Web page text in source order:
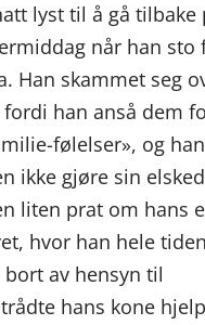
lyst til å gå tilbake
når han sto
Han skammet seg
han anså dem
følelser», og
ikke gjøre sin
liten prat om hans
hvor han hele tiden
av hensyn til
hans kone